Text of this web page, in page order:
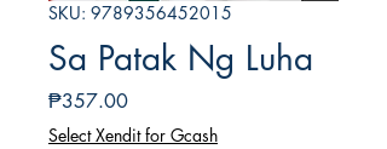
SKU: 9789356452015
Sa Patak Ng Luha
₱357.00Price
Select Xendit for Gcash